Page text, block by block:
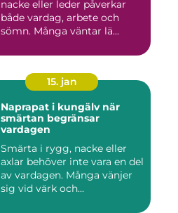
nacke eller leder påverkar
både vardag, arbete och
sömn. Många väntar lä...
15. jan
Naprapat i kungälv när
smärtan begränsar
vardagen
Smärta i rygg, nacke eller
axlar behöver inte vara en del
av vardagen. Många vänjer
sig vid värk och...